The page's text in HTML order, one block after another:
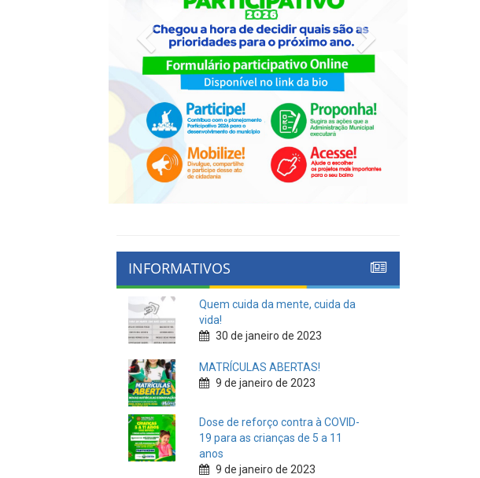
Previous
INFORMATIVOS
Quem cuida da mente, cuida da
vida!
30 de janeiro de 2023
MATRÍCULAS ABERTAS!
9 de janeiro de 2023
Dose de reforço contra à COVID-
19 para as crianças de 5 a 11
anos
9 de janeiro de 2023